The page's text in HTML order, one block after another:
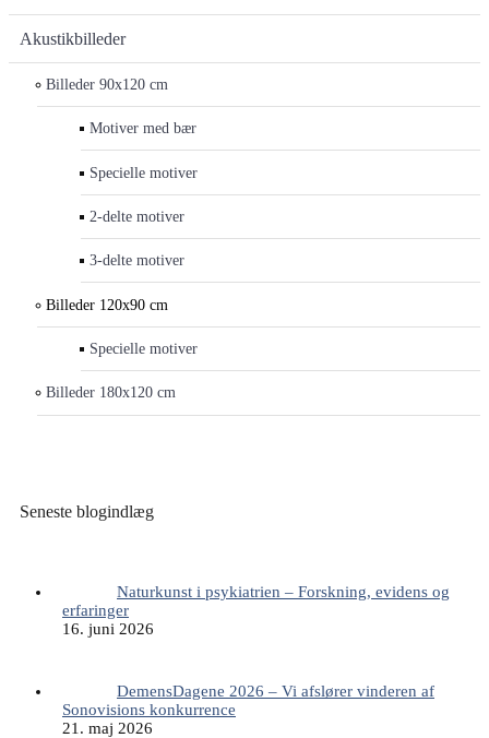
Akustikbilleder
Billeder 90x120 cm
Motiver med bær
Specielle motiver
2-delte motiver
3-delte motiver
Billeder 120x90 cm
Specielle motiver
Billeder 180x120 cm
Seneste blogindlæg
Naturkunst i psykiatrien – Forskning, evidens og
erfaringer
16. juni 2026
DemensDagene 2026 – Vi afslører vinderen af
Sonovisions konkurrence
21. maj 2026